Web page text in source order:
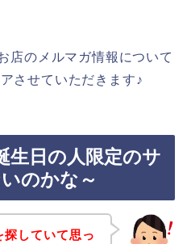
店のメルマガ情報について
させていただきます♪
生日の人限定のサ
のかな～
していて思っ